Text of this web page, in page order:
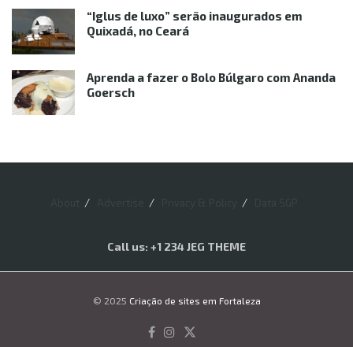
“Iglus de luxo” serão inaugurados em
Quixadá, no Ceará
Aprenda a fazer o Bolo Búlgaro com Ananda
Goersch
Call us: +1 234 JEG THEME
© 2025 Criação de sites em Fortaleza